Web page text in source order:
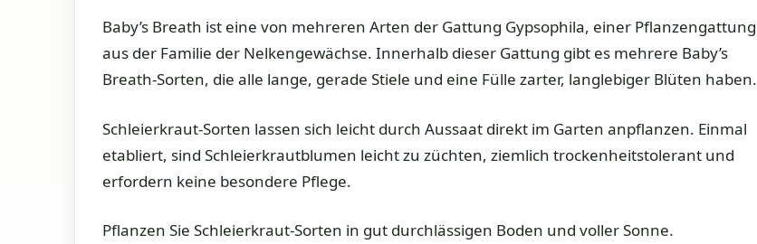
Baby’s Breath ist eine von mehreren Arten der Gattung Gypsophila, einer Pflanzengattung
aus der Familie der Nelkengewächse. Innerhalb dieser Gattung gibt es mehrere Baby’s
Breath-Sorten, die alle lange, gerade Stiele und eine Fülle zarter, langlebiger Blüten haben.
Schleierkraut-Sorten lassen sich leicht durch Aussaat direkt im Garten anpflanzen. Einmal
etabliert, sind Schleierkrautblumen leicht zu züchten, ziemlich trockenheitstolerant und
erfordern keine besondere Pflege.
Pflanzen Sie Schleierkraut-Sorten in gut durchlässigen Boden und voller Sonne.